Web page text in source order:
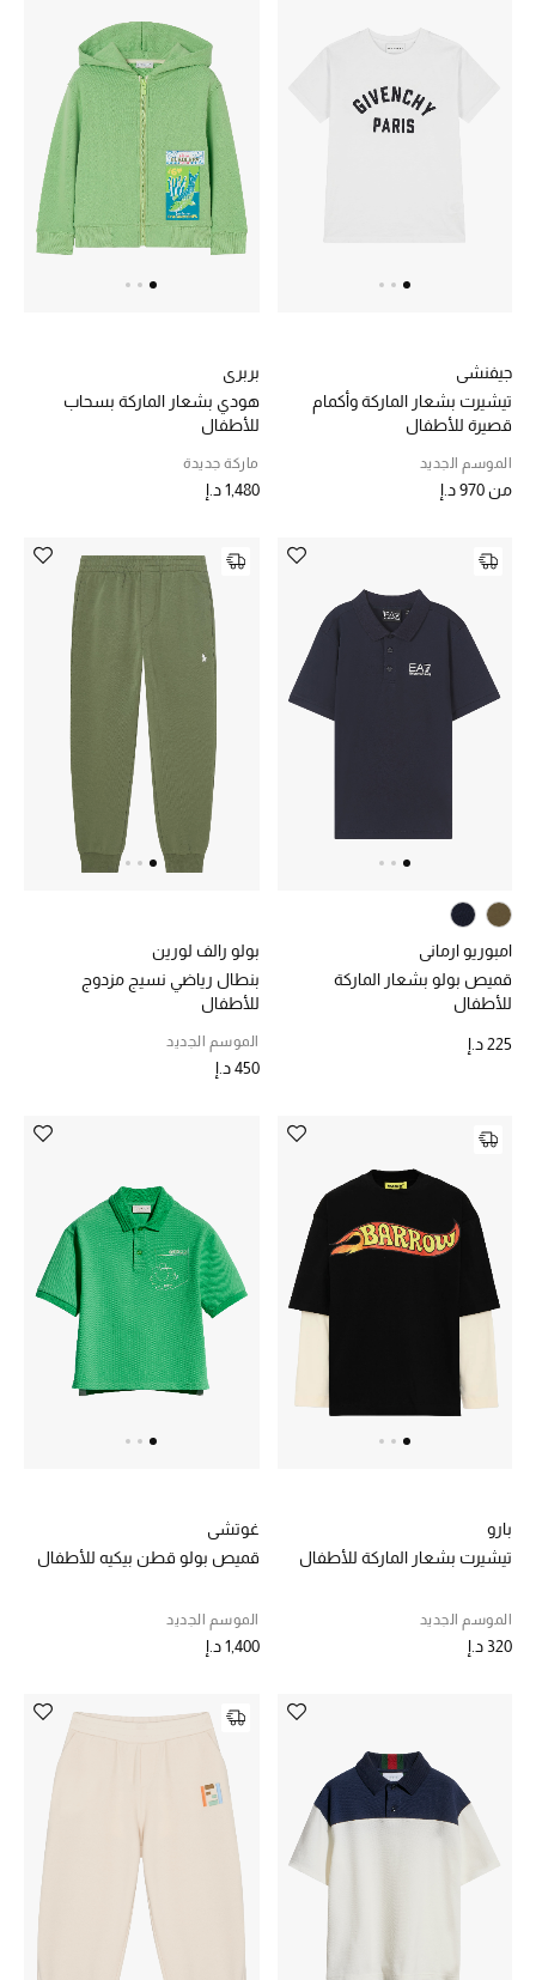
جيفنشي
تيشيرت بشعار الماركة وأكمام
قصيرة للأطفال
الموسم الجديد
من970 د.إ
بربري
هودي بشعار الماركة بسحاب
للأطفال
ماركة جديدة
1,480 د.إ
امبوريو ارماني
قميص بولو بشعار الماركة
للأطفال
225 د.إ
بولو رالف لورين
بنطال رياضي نسيج مزدوج
للأطفال
الموسم الجديد
450 د.إ
بارو
تيشيرت بشعار الماركة للأطفال
الموسم الجديد
320 د.إ
غوتشي
قميص بولو قطن بيكيه للأطفال
الموسم الجديد
1,400 د.إ